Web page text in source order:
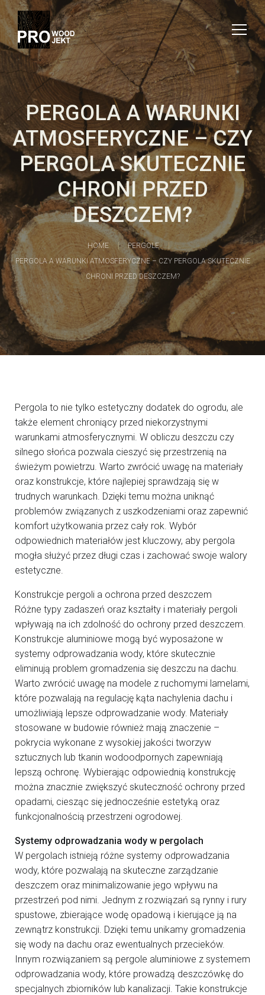
PERGOLA A WARUNKI
ATMOSFERYCZNE – CZY
PERGOLA SKUTECZNIE
CHRONI PRZED
DESZCZEM?
HOME
PERGOLE
PERGOLA A WARUNKI ATMOSFERYCZNE – CZY PERGOLA SKUTECZNIE
CHRONI PRZED DESZCZEM?
Pergola to nie tylko estetyczny dodatek do ogrodu, ale
także element chroniący przed niekorzystnymi
warunkami atmosferycznymi. W obliczu deszczu czy
silnego słońca pozwala cieszyć się przestrzenią na
świeżym powietrzu. Warto zwrócić uwagę na materiały
oraz konstrukcje, które najlepiej sprawdzają się w
trudnych warunkach. Dzięki temu można uniknąć
problemów związanych z uszkodzeniami oraz zapewnić
komfort użytkowania przez cały rok. Wybór
odpowiednich materiałów jest kluczowy, aby pergola
mogła służyć przez długi czas i zachować swoje walory
estetyczne.
Konstrukcje pergoli a ochrona przed deszczem
Różne typy zadaszeń oraz kształty i materiały pergoli
wpływają na ich zdolność do ochrony przed deszczem.
Konstrukcje aluminiowe mogą być wyposażone w
systemy odprowadzania wody, które skutecznie
eliminują problem gromadzenia się deszczu na dachu.
Warto zwrócić uwagę na modele z ruchomymi lamelami,
które pozwalają na regulację kąta nachylenia dachu i
umożliwiają lepsze odprowadzanie wody. Materiały
stosowane w budowie również mają znaczenie –
pokrycia wykonane z wysokiej jakości tworzyw
sztucznych lub tkanin wodoodpornych zapewniają
lepszą ochronę. Wybierając odpowiednią konstrukcję
można znacznie zwiększyć skuteczność ochrony przed
opadami, ciesząc się jednocześnie estetyką oraz
funkcjonalnością przestrzeni ogrodowej.
Systemy odprowadzania wody w pergolach
W pergolach istnieją różne systemy odprowadzania
wody, które pozwalają na skuteczne zarządzanie
deszczem oraz minimalizowanie jego wpływu na
przestrzeń pod nimi. Jednym z rozwiązań są rynny i rury
spustowe, zbierające wodę opadową i kierujące ją na
zewnątrz konstrukcji. Dzięki temu unikamy gromadzenia
się wody na dachu oraz ewentualnych przecieków.
Innym rozwiązaniem są pergole aluminiowe z systemem
odprowadzania wody, które prowadzą deszczówkę do
specjalnych zbiorników lub kanalizacji. Takie konstrukcje